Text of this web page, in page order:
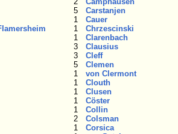
5
Carstanjen
1
Cauer
1
Chrzescinski
1
Clarenbach
3
Clausius
3
Cleff
5
Clemen
1
von Clermont
1
Clouth
1
Clusen
1
Cöster
1
Collin
2
Colsman
1
Corsica